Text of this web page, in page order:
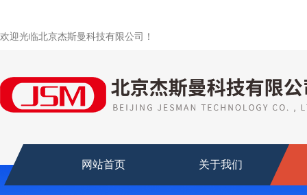
欢迎光临北京杰斯曼科技有限公司！
网站首页 关于我们